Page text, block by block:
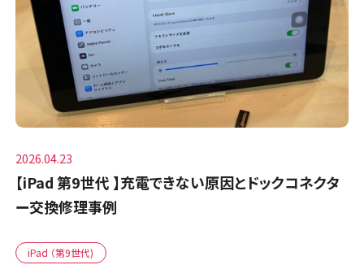
2026.04.23
【iPad 第9世代 】充電できない原因とドックコネクタ
ー交換修理事例
iPad （第9世代)